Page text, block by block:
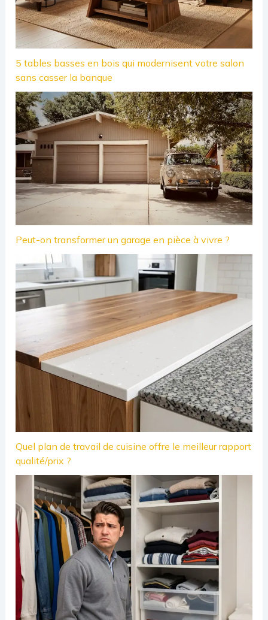
5 tables basses en bois qui modernisent votre salon
sans casser la banque
Peut-on transformer un garage en pièce à vivre ?
Quel plan de travail de cuisine offre le meilleur rapport
qualité/prix ?